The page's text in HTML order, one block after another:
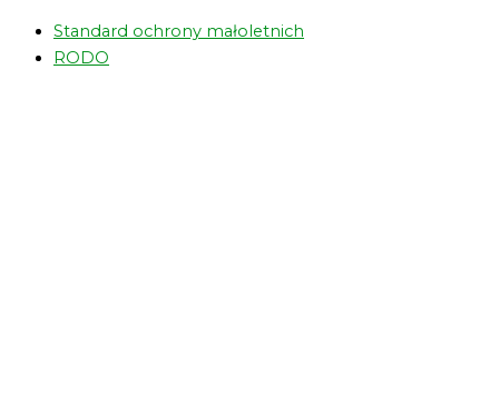
Standard ochrony małoletnich
RODO